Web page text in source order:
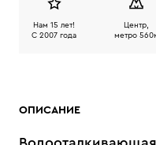
Нам 15 лет!
C 2007 года
Центр,
метро
ОПИСАНИЕ